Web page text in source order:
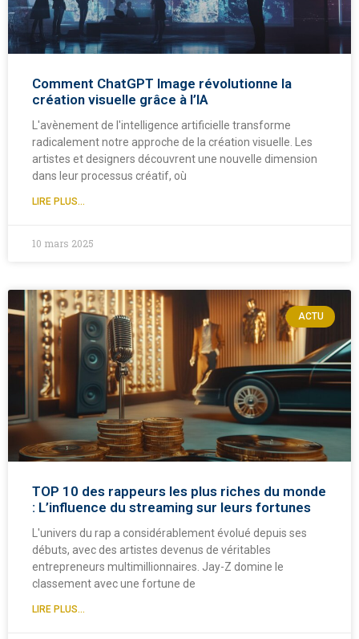
Comment ChatGPT Image révolutionne la
création visuelle grâce à l’IA
L'avènement de l'intelligence artificielle transforme
radicalement notre approche de la création visuelle. Les
artistes et designers découvrent une nouvelle dimension
dans leur processus créatif, où
LIRE PLUS...
10 mars 2025
ACTU
TOP 10 des rappeurs les plus riches du monde
: L’influence du streaming sur leurs fortunes
L'univers du rap a considérablement évolué depuis ses
débuts, avec des artistes devenus de véritables
entrepreneurs multimillionnaires. Jay-Z domine le
classement avec une fortune de
LIRE PLUS...